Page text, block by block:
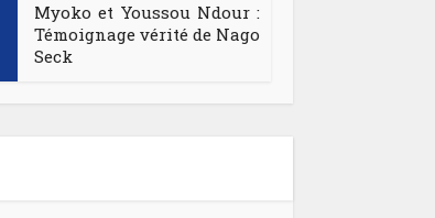
Myoko et Youssou Ndour :
Témoignage vérité de Nago
Seck